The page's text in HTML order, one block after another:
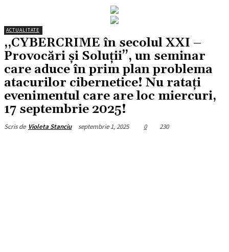
ACTUALITATE
,,CYBERCRIME în secolul XXI –
Provocări și Soluții’’, un seminar
care aduce în prim plan problema
atacurilor cibernetice! Nu ratați
evenimentul care are loc miercuri,
17 septembrie 2025!
Scris de Violeta Stanciu septembrie 1, 2025 0 230